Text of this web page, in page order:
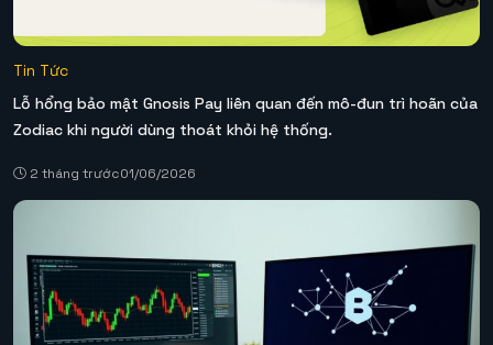
Tin Tức
Lỗ hổng bảo mật Gnosis Pay liên quan đến mô-đun trì hoãn của
Zodiac khi người dùng thoát khỏi hệ thống.
2 tháng trước01/06/2026